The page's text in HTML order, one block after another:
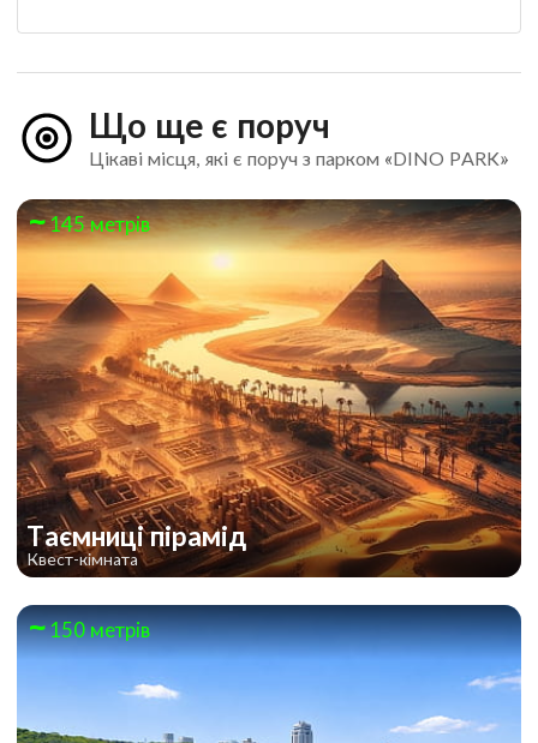
Що ще є поруч
Цікаві місця, які є поруч з парком «DINO PARK»
145 метрів
Таємниці пірамід
Квест-кімната
150 метрів